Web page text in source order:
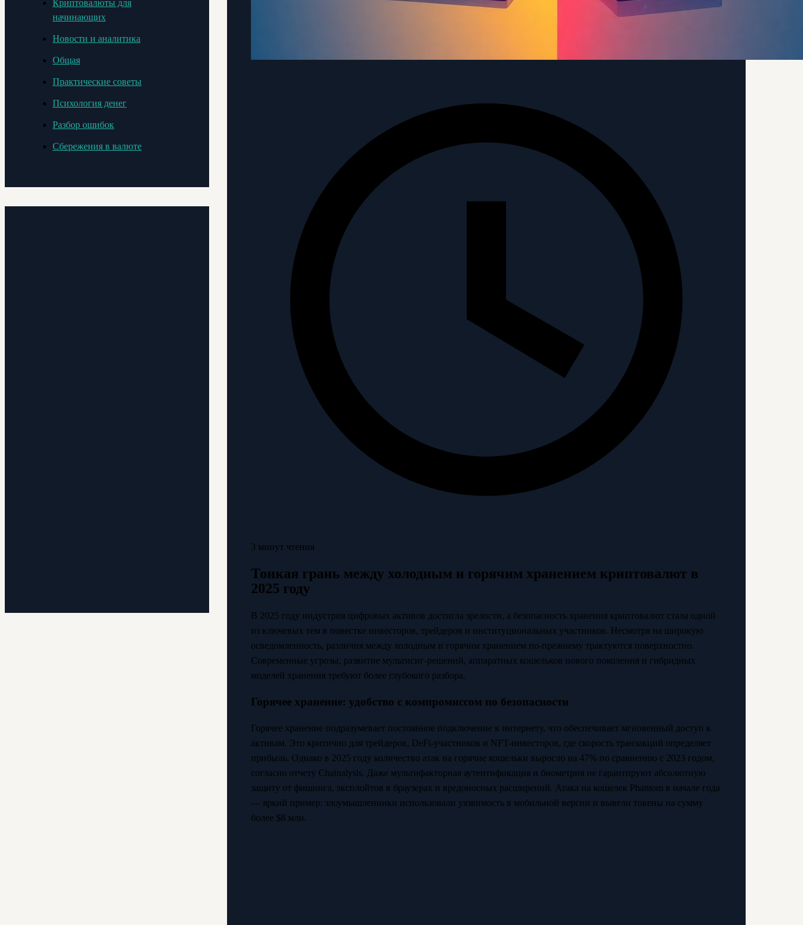
Криптовалюты для
начинающих
Новости и аналитика
Общая
Практические советы
Психология денег
Разбор ошибок
Сбережения в валюте
3 минут чтения
Тонкая грань между холодным и горячим хранением криптовалют в
2025 году
В 2025 году индустрия цифровых активов достигла зрелости, а безопасность хранения криптовалют стала одной
из ключевых тем в повестке инвесторов, трейдеров и институциональных участников. Несмотря на широкую
осведомленность, различия между холодным и горячим хранением по-прежнему трактуются поверхностно.
Современные угрозы, развитие мультисиг-решений, аппаратных кошельков нового поколения и гибридных
моделей хранения требуют более глубокого разбора.
Горячее хранение: удобство с компромиссом по безопасности
Горячее хранение подразумевает постоянное подключение к интернету, что обеспечивает мгновенный доступ к
активам. Это критично для трейдеров, DeFi-участников и NFT-инвесторов, где скорость транзакций определяет
прибыль. Однако в 2025 году количество атак на горячие кошельки выросло на 47% по сравнению с 2023 годом,
согласно отчету Chainalysis. Даже мультифакторная аутентификация и биометрия не гарантируют абсолютную
защиту от фишинга, эксплойтов в браузерах и вредоносных расширений. Атака на кошелек Phantom в начале года
— яркий пример: злоумышленники использовали уязвимость в мобильной версии и вывели токены на сумму
более $8 млн.